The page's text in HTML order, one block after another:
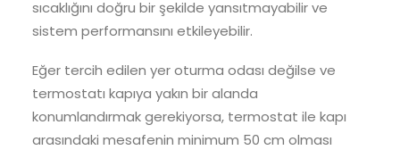
sıcaklığını doğru bir şekilde yansıtmayabilir ve
sistem performansını etkileyebilir.
Eğer tercih edilen yer oturma odası değilse ve
termostatı kapıya yakın bir alanda
konumlandırmak gerekiyorsa, termostat ile kapı
arasındaki mesafenin minimum 50 cm olması